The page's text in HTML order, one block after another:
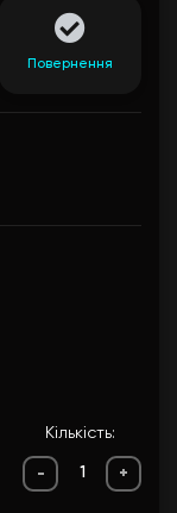
Кількість:
- +
Повернення